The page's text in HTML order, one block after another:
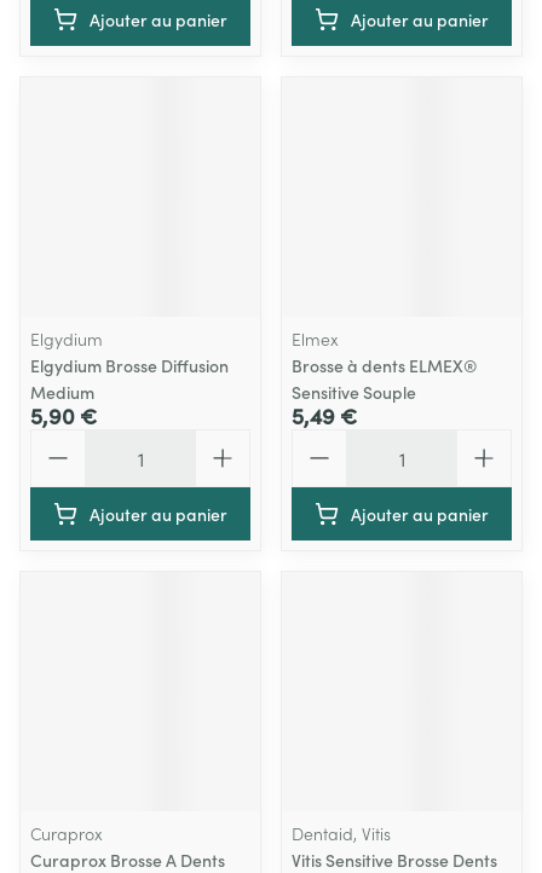
Ajouter au panier Ajouter au panier
Elgydium
Elgydium Brosse Diffusion
Medium
5,90 €
Ajouter au panier
Elmex
Brosse à dents ELMEX®
Sensitive Souple
5,49 €
Ajouter au panier
Curaprox
Curaprox Brosse A Dents
Dentaid, Vitis
Vitis Sensitive Brosse Dents